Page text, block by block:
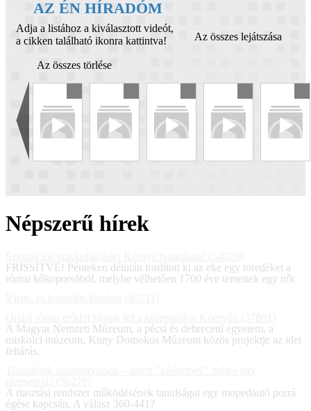
AZ ÉN HÍRADÓM
Adja a listához a kiválasztott videót,
a cikken található ikonra kattintva!
Az összes lejátszása
Az összes törlése
Népszerű hírek
FRISSÍTVE! Pénteken délután fordított ki az eke egy töredéket a
római kőkoporsóból, melybe vélhetően 1700 éve temettek egy nőt
A Magyar Nemzeti Múzeum, a pécsi és debreceni egyetem, a
miskolci múzeum, Kuny Domokos Múzeum közös projektje az idei
feltárás.
A riasztási rendszer működésének tanulságai egy mopedautó porrá
égése kapcsán. A válasz 360-441?